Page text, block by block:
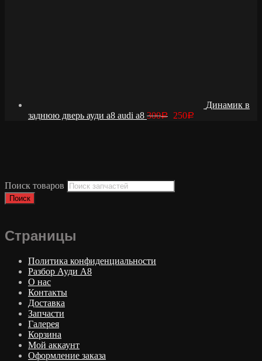
Динамик в
заднюю дверь ауди а8 audi a8 300Р 250Р
Поиск товаров
Поиск
Страницы
Политика конфиденциальности
Разбор Ауди А8
О нас
Контакты
Доставка
Запчасти
Галерея
Корзина
Мой аккаунт
Оформление заказа